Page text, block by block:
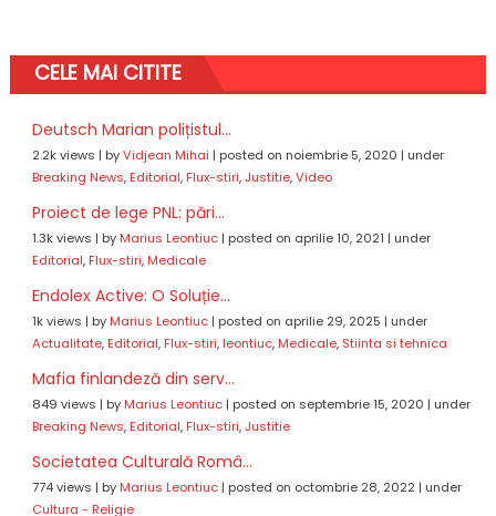
CELE MAI CITITE
Deutsch Marian polițistul...
2.2k views | byVidjean Mihai | posted on noiembrie 5, 2020 | under
Breaking News, Editorial, Flux-stiri,Justitie,Video
Proiect de lege PNL: pări...
1.3k views | by Marius Leontiuc| posted on aprilie 10, 2021 | under
Editorial, Flux-stiri, Medicale
Endolex Active: O Soluție...
1k views | by Marius Leontiuc| posted on aprilie 29, 2025 | under
Actualitate, Editorial, Flux-stiri, leontiuc, Medicale, Stiinta si tehnica
Mafia finlandeză din serv...
849 views | by Marius Leontiuc| posted on septembrie 15, 2020 | under
Breaking News, Editorial, Flux-stiri,Justitie
Societatea Culturală Româ...
774 views | by Marius Leontiuc| posted on octombrie 28, 2022| under
Cultura - Religie